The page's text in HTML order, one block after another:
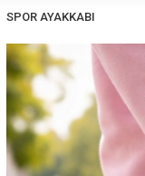
SPOR AYAKKABI